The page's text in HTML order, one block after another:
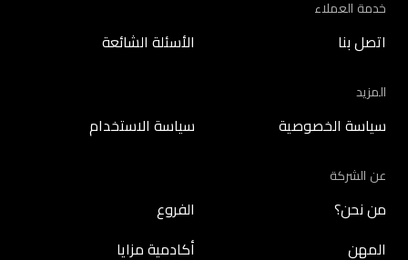
خدمة العملاء
اتصل بنا الأسئلة الشائعة
المزيد
سياسة الخصوصية سياسة الاستخدام
عن الشركة
من نحن؟ الفروع
المهن أكادمية مزايا